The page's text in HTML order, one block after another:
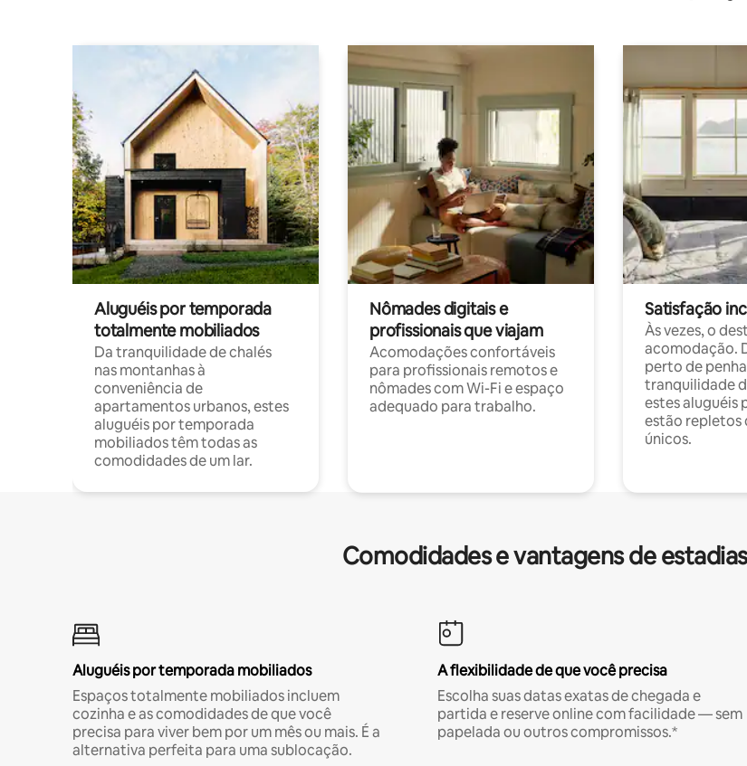
Aluguéis por temporada
totalmente mobiliados
Da tranquilidade de chalés
nas montanhas à
conveniência de
apartamentos urbanos, estes
aluguéis por temporada
mobiliados têm todas as
comodidades de um lar.
Nômades digitais e
profissionais que viajam
Acomodações confortáveis
para profissionais remotos e
nômades com Wi-Fi e espaço
adequado para trabalho.
Satisfação
Às vezes, o
acomodação.
perto de
tranquilidade
estes aluguéis
estão repletos
únicos.
Comodidades e vantagens de
Aluguéis por temporada mobiliados
Espaços totalmente mobiliados incluem
cozinha e as comodidades de que você
precisa para viver bem por um mês ou mais. É a
alternativa perfeita para uma sublocação.
A flexibilidade de que você precisa
Escolha suas datas exatas de chegada e
partida e reserve online com facilidade — sem
papelada ou outros compromissos.*